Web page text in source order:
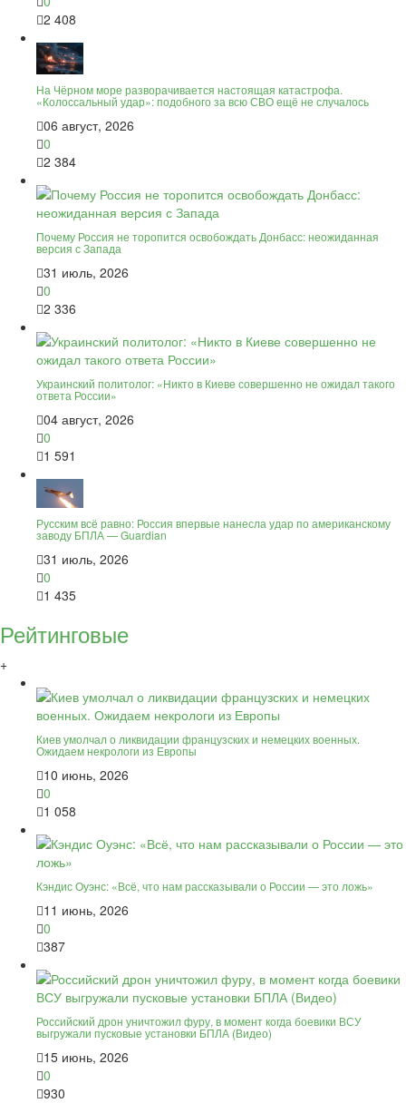
2 408
На Чёрном море разворачивается настоящая катастрофа.
«Колоссальный удар»: подобного за всю СВО ещё не случалось
06 август, 2026
0
2 384
Почему Россия не торопится освобождать Донбасс: неожиданная
версия с Запада
31 июль, 2026
0
2 336
Украинский политолог: «Никто в Киеве совершенно не ожидал такого
ответа России»
04 август, 2026
0
1 591
Русским всё равно: Россия впервые нанесла удар по американскому
заводу БПЛА — Guardian
31 июль, 2026
0
1 435
Рейтинговые
+
Киев умолчал о ликвидации французских и немецких военных.
Ожидаем некрологи из Европы
10 июнь, 2026
0
1 058
Кэндис Оуэнс: «Всё, что нам рассказывали о России — это ложь»
11 июнь, 2026
0
387
Российский дрон уничтожил фуру, в момент когда боевики ВСУ
выгружали пусковые установки БПЛА (Видео)
15 июнь, 2026
0
930